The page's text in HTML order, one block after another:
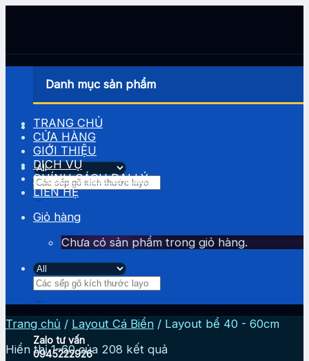
Tìm
kiếm:
Zalo tư vấn
0945222926
Danh mục sản phẩm
TRANG CHỦ
CỬA HÀNG
GIỚI THIỆU
DỊCH VỤ
CHÍNH SÁCH ĐẠI LÝ
LIÊN HỆ
Giỏ hàng
Chưa có sản phẩm trong giỏ hàng.
Tìm
kiếm:
Trang chủ / Layout Cá Biển / Layout bể 40 - 60cm
Hiển thị 1–60 của 208 kết quả